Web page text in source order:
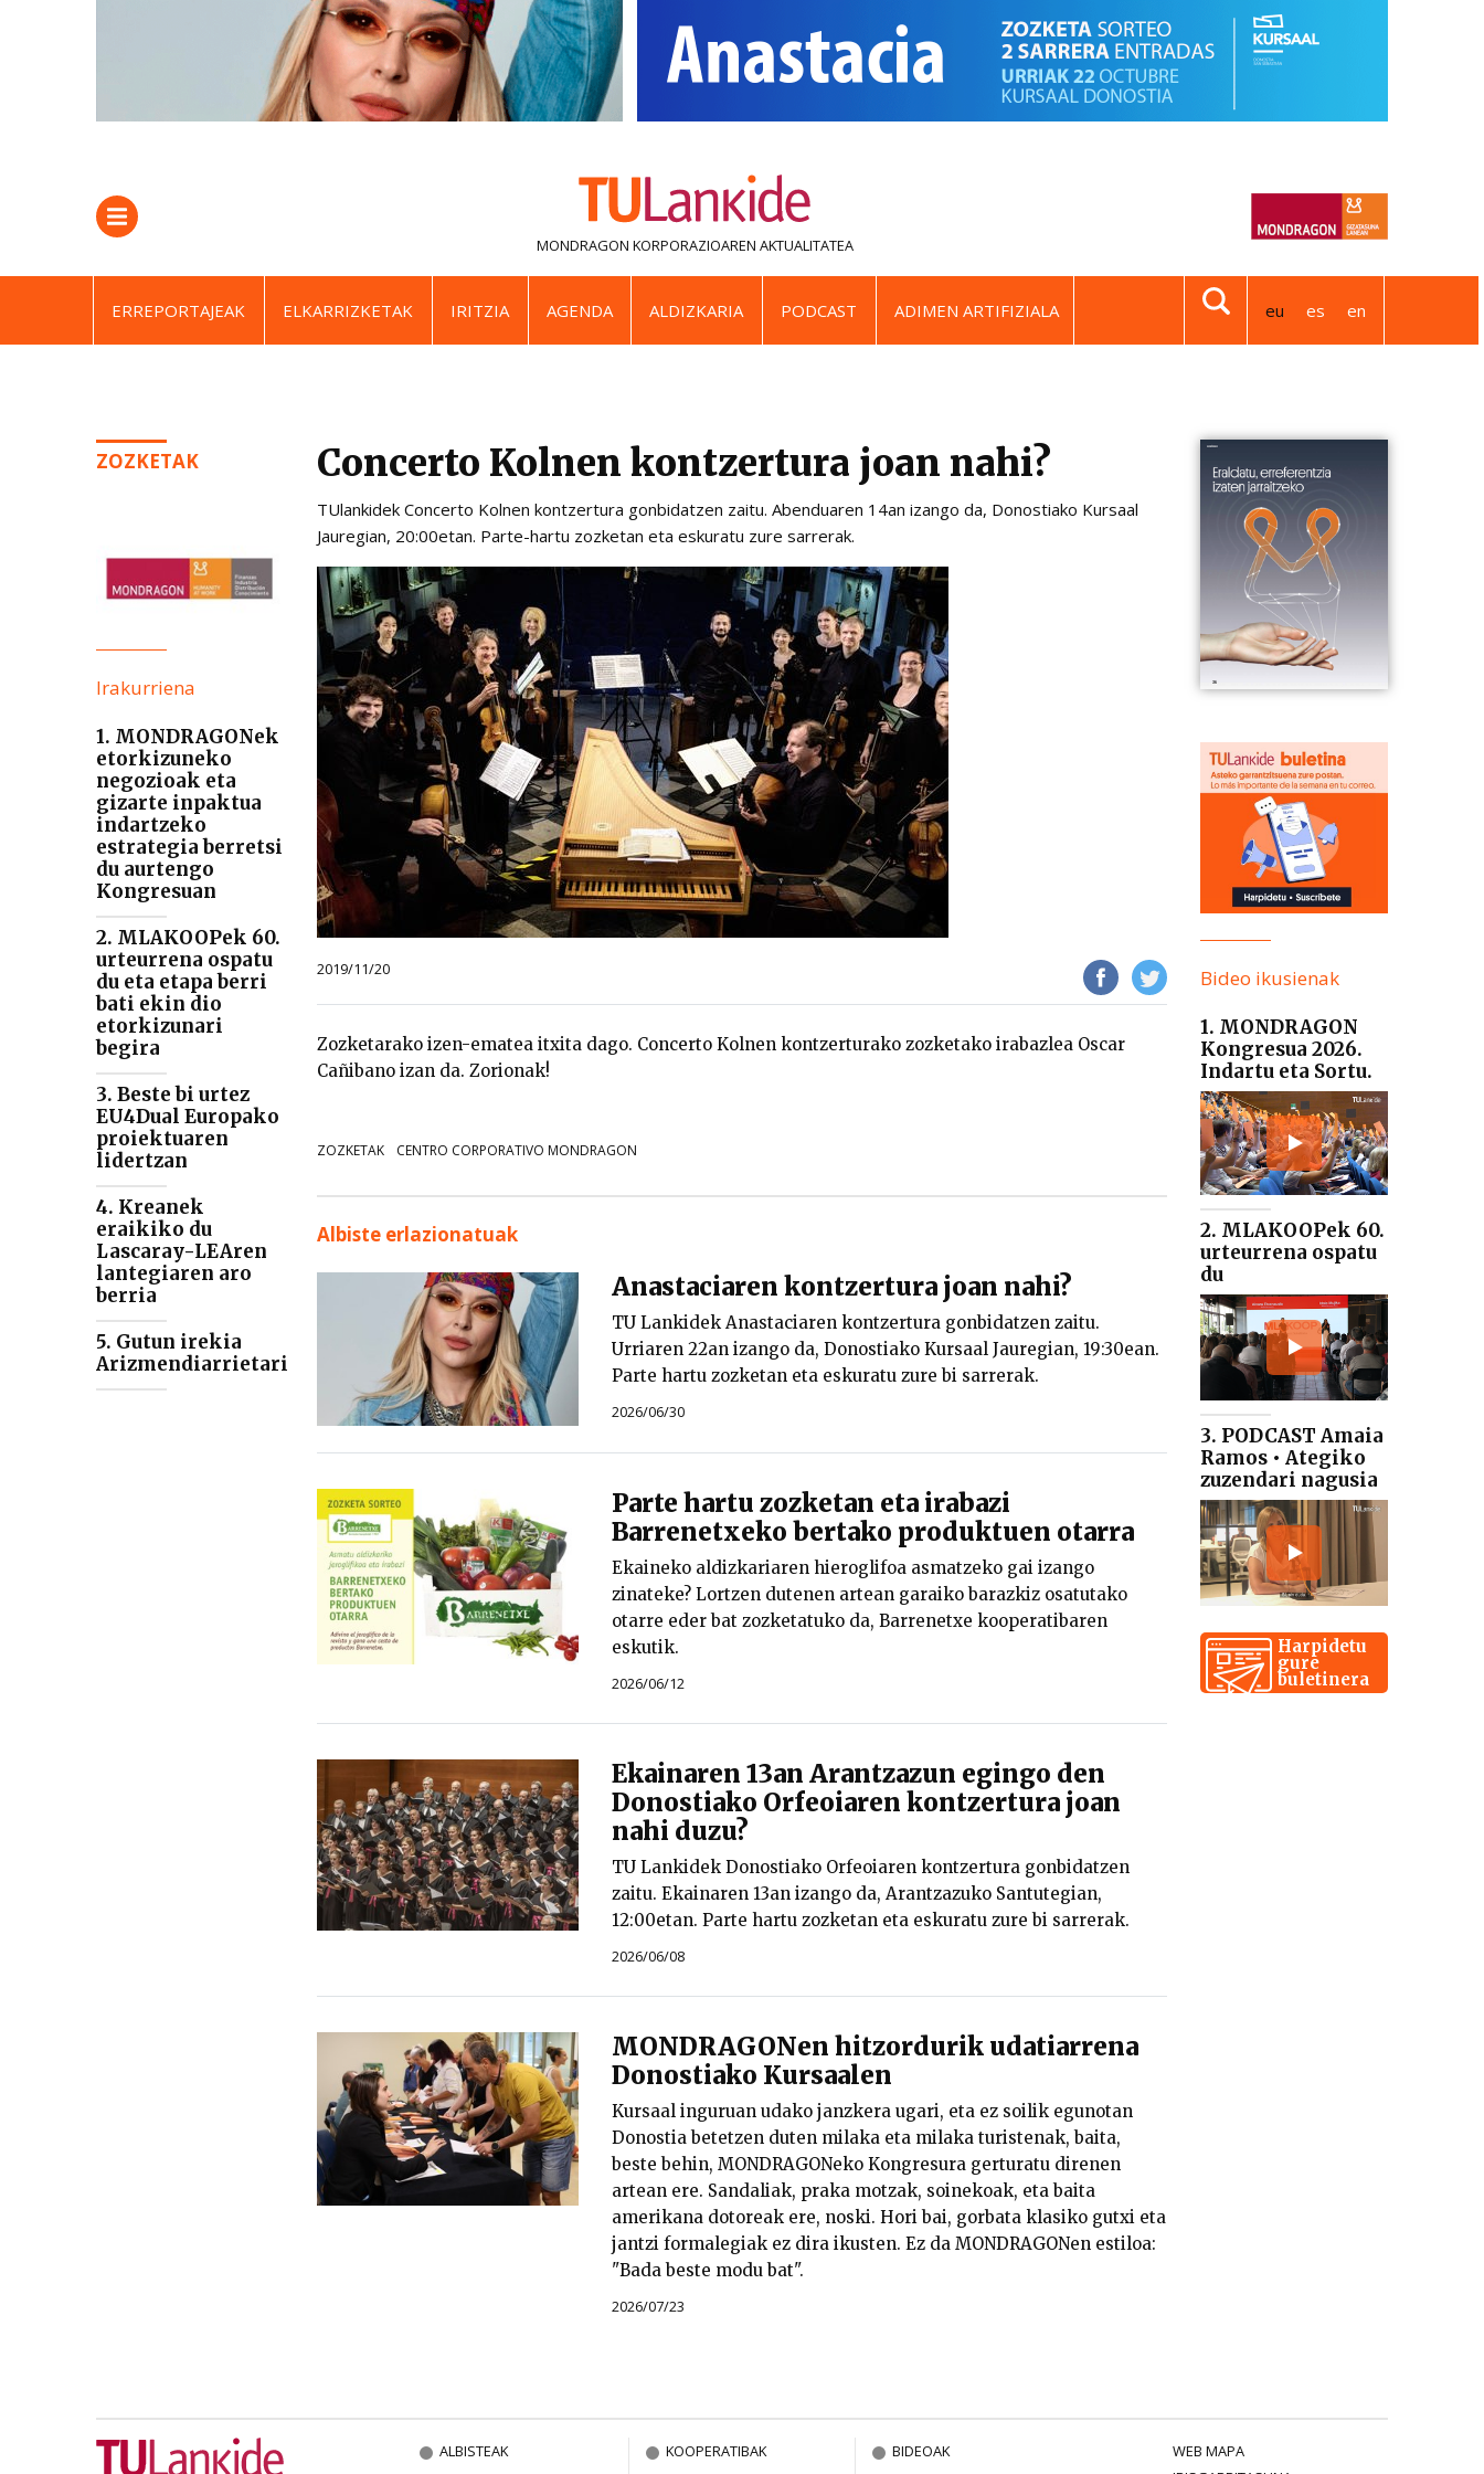
MONDRAGON KORPORAZIOAREN AKTUALITATEA
ERREPORTAJEAK ELKARRIZKETAK IRITZIA AGENDA ALDIZKARIA PODCAST ADIMEN ARTIFIZIALA eu es en
ZOZKETAK
Irakurriena
1. MONDRAGONek
etorkizuneko
negozioak eta
gizarte inpaktua
indartzeko
estrategia berretsi
du aurtengo
Kongresuan
2. MLAKOOPek 60.
urteurrena ospatu
du eta etapa berri
bati ekin dio
etorkizunari
begira
3. Beste bi urtez
EU4Dual Europako
proiektuaren
lidertzan
4. Kreanek
eraikiko du
Lascaray-LEAren
lantegiaren aro
berria
5. Gutun irekia
Arizmendiarrietari
Concerto Kolnen kontzertura joan nahi?
TUlankidek Concerto Kolnen kontzertura gonbidatzen zaitu. Abenduaren 14an izango da, Donostiako Kursaal
Jauregian, 20:00etan. Parte-hartu zozketan eta eskuratu zure sarrerak.
2019/11/20
Zozketarako izen-ematea itxita dago. Concerto Kolnen kontzerturako zozketako irabazlea Oscar
Cañibano izan da. Zorionak!
ZOZKETAK CENTRO CORPORATIVO MONDRAGON
Albiste erlazionatuak
Anastaciaren kontzertura joan nahi?
TU Lankidek Anastaciaren kontzertura gonbidatzen zaitu.
Urriaren 22an izango da, Donostiako Kursaal Jauregian, 19:30ean.
Parte hartu zozketan eta eskuratu zure bi sarrerak.
2026/06/30
Parte hartu zozketan eta irabazi
Barrenetxeko bertako produktuen otarra
Ekaineko aldizkariaren hieroglifoa asmatzeko gai izango
zinateke? Lortzen dutenen artean garaiko barazkiz osatutako
otarre eder bat zozketatuko da, Barrenetxe kooperatibaren
eskutik.
2026/06/12
Ekainaren 13an Arantzazun egingo den
Donostiako Orfeoiaren kontzertura joan
nahi duzu?
TU Lankidek Donostiako Orfeoiaren kontzertura gonbidatzen
zaitu. Ekainaren 13an izango da, Arantzazuko Santutegian,
12:00etan. Parte hartu zozketan eta eskuratu zure bi sarrerak.
2026/06/08
MONDRAGONen hitzordurik udatiarrena
Donostiako Kursaalen
Kursaal inguruan udako janzkera ugari, eta ez soilik egunotan
Donostia betetzen duten milaka eta milaka turistenak, baita,
beste behin, MONDRAGONeko Kongresura gerturatu direnen
artean ere. Sandaliak, praka motzak, soinekoak, eta baita
amerikana dotoreak ere, noski. Hori bai, gorbata klasiko gutxi eta
jantzi formalegiak ez dira ikusten. Ez da MONDRAGONen estiloa:
"Bada beste modu bat".
2026/07/23
Bideo ikusienak
1. MONDRAGON
Kongresua 2026.
Indartu eta Sortu.
2. MLAKOOPek 60.
urteurrena ospatu
du
3. PODCAST Amaia
Ramos • Ategiko
zuzendari nagusia
Harpidetu
gure
buletinera
ALBISTEAK
KOOPERATIBAK
BIDEOAK
WEB MAPA